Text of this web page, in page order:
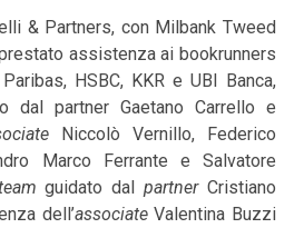
& Partners, con Milbank Tweed
assistenza ai bookrunners
HSBC, KKR e UBI Banca,
dal partner Gaetano Carrello e
Niccolò Vernillo, Federico
Marco Ferrante e Salvatore
guidato dalpartner Cristiano
dell’associateValentina Buzzi